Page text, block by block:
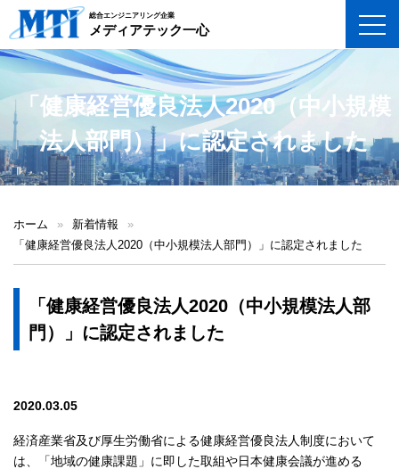
総合エンジニアリング企業
メディアテック一心
「健康経営優良法人2020（中小規模
法人部門）」に認定されました
ホーム » 新着情報
»
「健康経営優良法人2020（中小規模法人部門）」に認定されました
「健康経営優良法人2020（中小規模法人部
門）」に認定されました
2020.03.05
経済産業省及び厚生労働省による健康経営優良法人制度において
は、「地域の健康課題」に即した取組や日本健康会議が進める